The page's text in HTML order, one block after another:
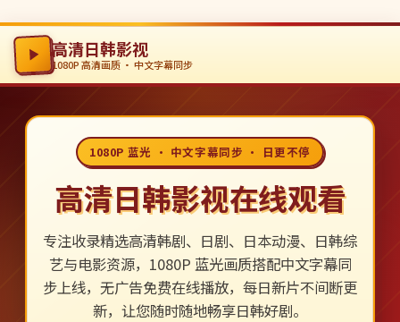
高清日韩影视
1080P 高清画质 · 中文字幕同步
1080P 蓝光 · 中文字幕同步 · 日更不停
高清日韩影视在线观看
专注收录精选高清韩剧、日剧、日本动漫、日韩综
艺与电影资源，1080P 蓝光画质搭配中文字幕同
步上线，无广告免费在线播放，每日新片不间断更
新，让您随时随地畅享日韩好剧。